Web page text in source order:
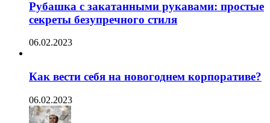
Рубашка с закатанными рукавами: простые
секреты безупречного стиля
06.02.2023
Как вести себя на новогоднем корпоративе?
06.02.2023